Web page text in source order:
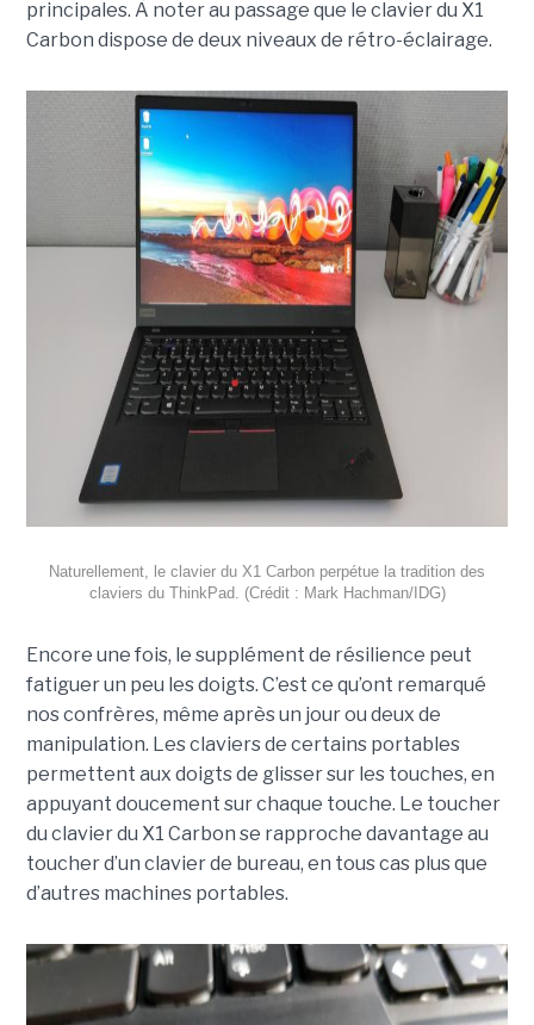
principales. À noter au passage que le clavier du X1
Carbon dispose de deux niveaux de rétro-éclairage.
Naturellement, le clavier du X1 Carbon perpétue la tradition des
claviers du ThinkPad. (Crédit : Mark Hachman/IDG)
Encore une fois, le supplément de résilience peut
fatiguer un peu les doigts. C’est ce qu’ont remarqué
nos confrères, même après un jour ou deux de
manipulation. Les claviers de certains portables
permettent aux doigts de glisser sur les touches, en
appuyant doucement sur chaque touche. Le toucher
du clavier du X1 Carbon se rapproche davantage au
toucher d’un clavier de bureau, en tous cas plus que
d’autres machines portables.